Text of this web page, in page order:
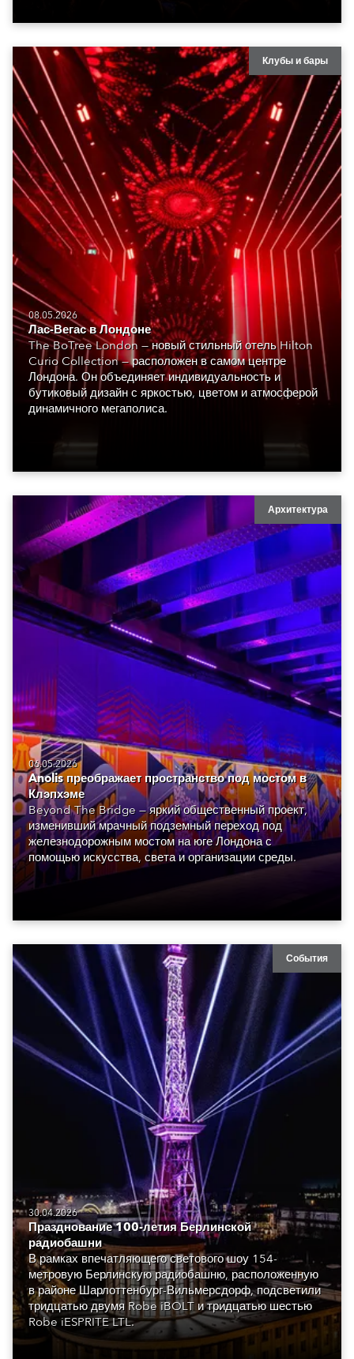
Клубы и бары
08.05.2026
Лас-Вегас в Лондоне
The BoTree London — новый стильный отель Hilton
Curio Collection — расположен в самом центре
Лондона. Он объединяет индивидуальность и
бутиковый дизайн с яркостью, цветом и атмосферой
динамичного мегаполиса.
Архитектура
06.05.2026
Anolis преображает пространство под мостом в
Клэпхэме
Beyond The Bridge — яркий общественный проект,
изменивший мрачный подземный переход под
железнодорожным мостом на юге Лондона с
помощью искусства, света и организации среды.
События
30.04.2026
Празднование 100-летия Берлинской
радиобашни
В рамках впечатляющего светового шоу 154-
метровую Берлинскую радиобашню, расположенную
в районе Шарлоттенбург-Вильмерсдорф, подсветили
тридцатью двумя Robe iBOLT и тридцатью шестью
Robe iESPRITE LTL.